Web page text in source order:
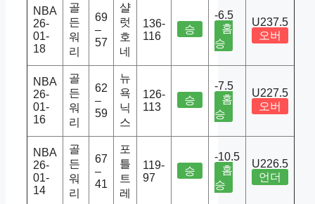
NBA
26-
01-
18
골
든
워
리
69
–
57
샬
럿
호
네
136-
116
승
-6.5
홈
승
U237.5
오버
NBA
26-
01-
16
골
든
워
리
62
–
59
뉴
욕
닉
스
126-
113
승
-7.5
홈
승
U227.5
오버
NBA
26-
01-
14
골
든
워
리
67
–
41
포
틀
트
레
119-
97
승
-10.5
홈
승
U226.5
언더